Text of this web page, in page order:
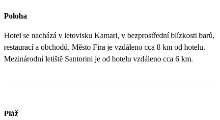
Poloha
Hotel se nacházá v letovisku Kamari, v bezprostřední blízkosti barů,
restaurací a obchodů. Město Fira je vzdáleno cca 8 km od hotelu.
Mezinárodní letiště Santorini je od hotelu vzdáleno cca 6 km.
Pláž